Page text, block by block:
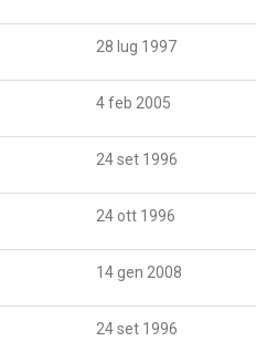
28 lug 1997
4 feb 2005
24 set 1996
24 ott 1996
14 gen 2008
24 set 1996